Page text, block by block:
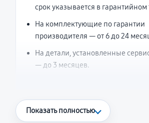
срок указывается в гарантийном
На комплектующие по гарантии
производителя — от 6 до 24
На детали, установленные
— до 3 месяцев.
Что считается
Показать полностью